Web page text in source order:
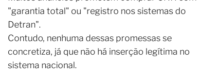
"garantia total" ou "registro nos sistemas do
Detran".
Contudo, nenhuma dessas promessas se
concretiza, já que não há inserção legítima no
sistema nacional.